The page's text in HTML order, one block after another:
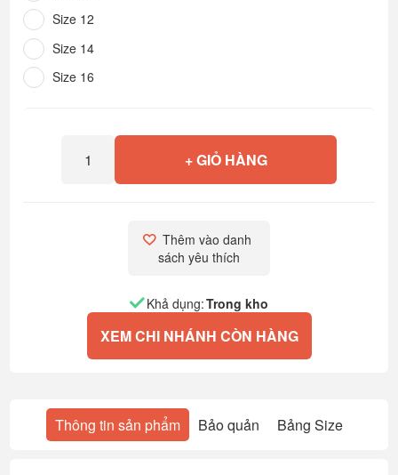
Size 12
Size 14
Size 16
+ GIỎ HÀNG
Thêm vào danh
sách yêu thích
Khả dụng:Trong kho
XEM CHI NHÁNH CÒN HÀNG
Thông tin sản phẩm Bảo quản Bảng Size